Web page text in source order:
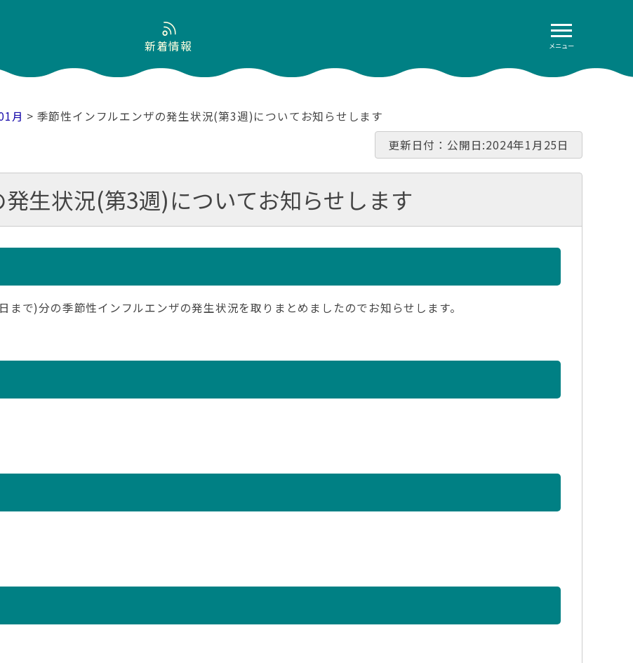
メニュー
新着情報
月 > 季節性インフルエンザの発生状況(第3週)についてお知らせします
更新日付：公開日:2024年1月25日
生状況(第3週)についてお知らせします
で)分の季節性インフルエンザの発生状況を取りまとめましたのでお知らせします。